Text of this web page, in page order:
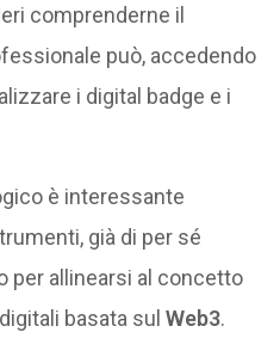
comprenderne il
può, accedendo
i digital badge e i
è interessante
già di per sé
per allinearsi al concetto
basata sulWeb3.